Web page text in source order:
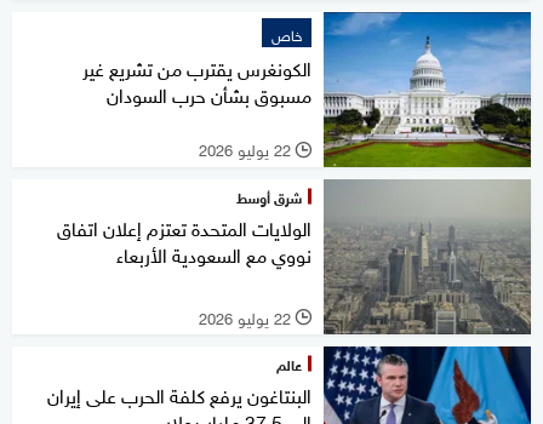
خاص
الكونغرس يقترب من تشريع غير
مسبوق بشأن حرب السودان
l 22 يوليو 2026
شرق أوسط
الولايات المتحدة تعتزم إعلان اتفاق
نووي مع السعودية الأربعاء
l 22 يوليو 2026
عالم
البنتاغون يرفع كلفة الحرب على إيران